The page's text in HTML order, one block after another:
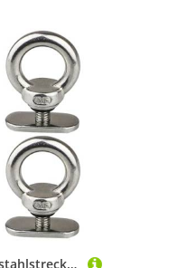
Lerpwige 4pcs Edelstahlstrecke Montieren Krawatten Unten